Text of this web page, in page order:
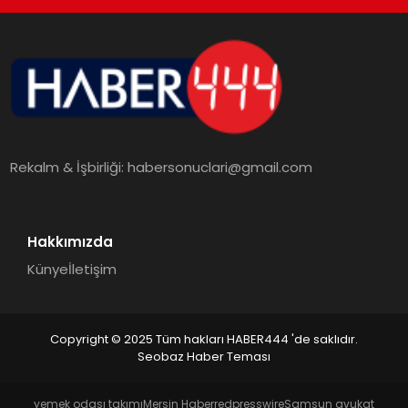
MAGAZIN
EGITIM
YAŞAM
Rekalm & İşbirliği:habersonuclari@gmail.com
Hakkımızda
Künyeİletişim
Copyright © 2025 Tüm hakları HABER444 'de saklıdır.
Seobaz Haber Teması
yemek odası takımıMersin HaberredpresswireSamsun avukat